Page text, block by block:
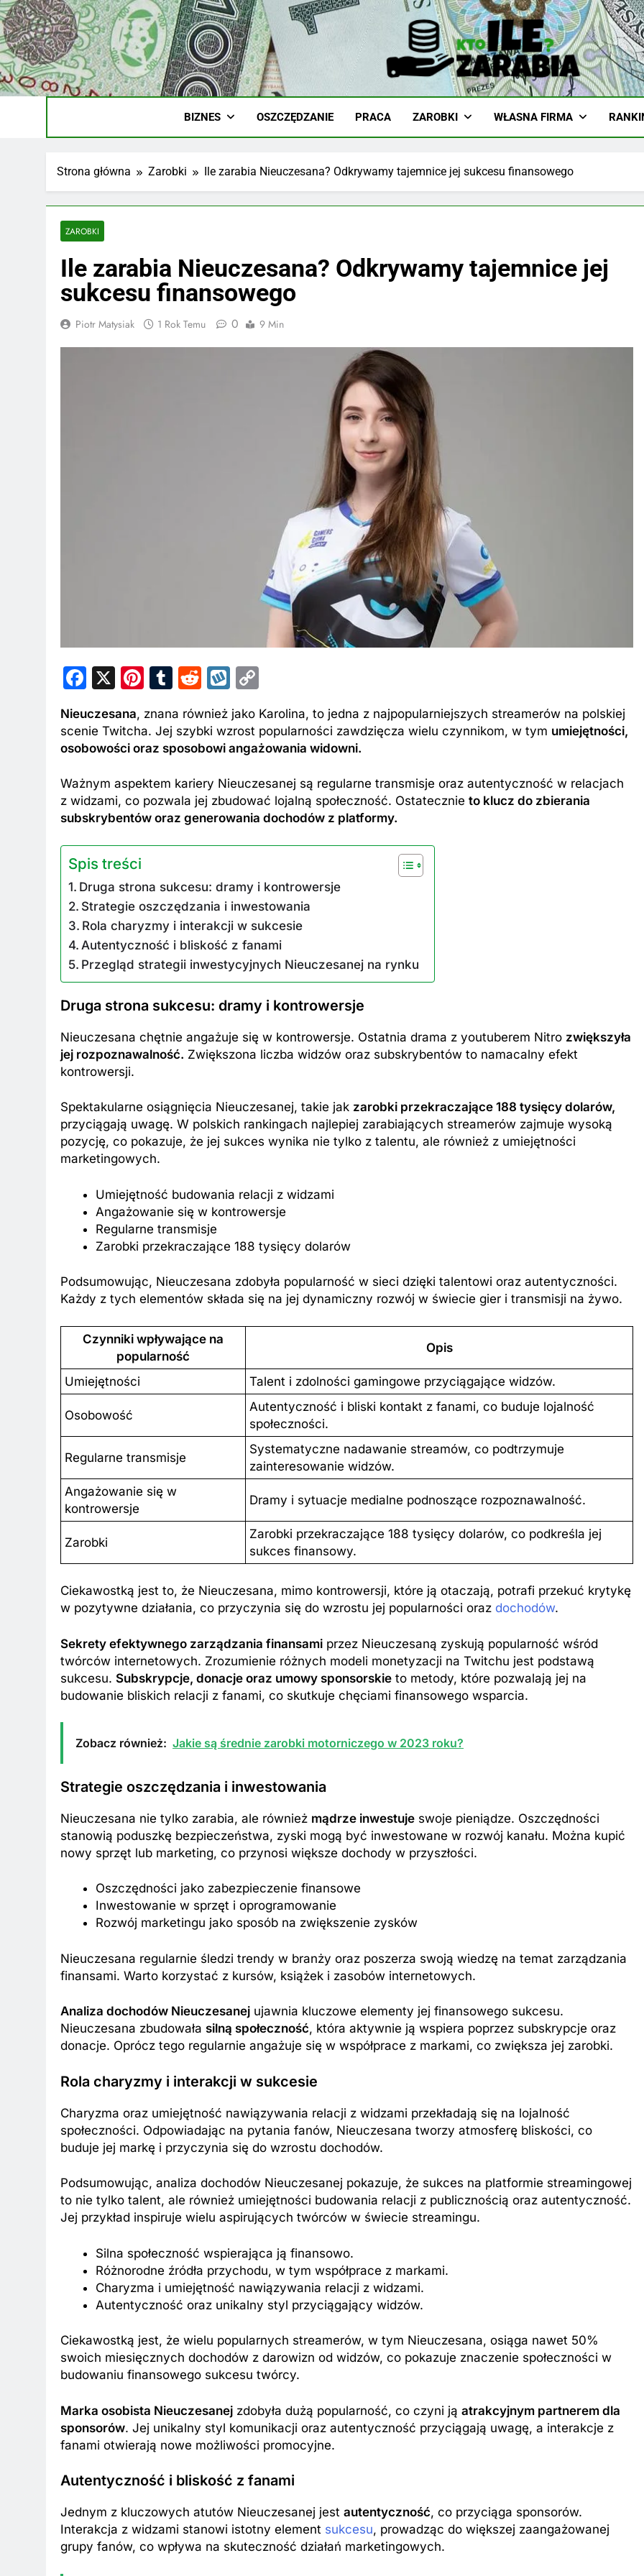
Skip
to
content
Ile-Zarabia.edu.pl
Zarobki Gwiazd, Ciekawostki I Biznes
BIZNES OSZCZĘDZANIE PRACA ZAROBKI WŁASNA FIRMA
Strona główna Zarobki Ile zarabia Nieuczesana? Odkrywamy tajemnice jej sukcesu finansowego
ZAROBKI
Ile zarabia Nieuczesana? Odkrywamy tajemnice jej
sukcesu finansowego
Piotr Matysiak 1 Rok Temu 0 9 Min
Facebook
X Pinterest
Tumblr
RedditWykop
Nieuczesana, znana również jako Karolina, to jedna z najpopularniejszych streamerów na polskiej
scenie Twitcha. Jej szybki wzrost popularności zawdzięcza wielu czynnikom, w tym umiejętności,
osobowości oraz sposobowi angażowania widowni.
Ważnym aspektem kariery Nieuczesanej są regularne transmisje oraz autentyczność w relacjach
z widzami, co pozwala jej zbudować lojalną społeczność. Ostatecznie to klucz do zbierania
subskrybentów oraz generowania dochodów z platformy.
Spis treści
Druga strona sukcesu: dramy i kontrowersje
Strategie oszczędzania i inwestowania
Rola charyzmy i interakcji w sukcesie
Autentyczność i bliskość z fanami
Przegląd strategii inwestycyjnych Nieuczesanej na rynku
Druga strona sukcesu: dramy i kontrowersje
Nieuczesana chętnie angażuje się w kontrowersje. Ostatnia drama z youtuberem Nitro zwiększyła
jej rozpoznawalność. Zwiększona liczba widzów oraz subskrybentów to namacalny efekt
kontrowersji.
Spektakularne osiągnięcia Nieuczesanej, takie jak zarobki przekraczające 188 tysięcy dolarów,
przyciągają uwagę. W polskich rankingach najlepiej zarabiających streamerów zajmuje wysoką
pozycję, co pokazuje, że jej sukces wynika nie tylko z talentu, ale również z umiejętności
marketingowych.
Umiejętność budowania relacji z widzami
Angażowanie się w kontrowersje
Regularne transmisje
Zarobki przekraczające 188 tysięcy dolarów
Podsumowując, Nieuczesana zdobyła popularność w sieci dzięki talentowi oraz autentyczności.
Każdy z tych elementów składa się na jej dynamiczny rozwój w świecie gier i transmisji na żywo.
Czynniki wpływające na
popularność
Opis
Umiejętności Talent i zdolności gamingowe przyciągające widzów.
Osobowość
Autentyczność i bliski kontakt z fanami, co buduje lojalność
społeczności.
Regularne transmisje
Systematyczne nadawanie streamów, co podtrzymuje
zainteresowanie widzów.
Angażowanie się w
kontrowersje
Dramy i sytuacje medialne podnoszące rozpoznawalność.
Zarobki
Zarobki przekraczające 188 tysięcy dolarów, co podkreśla jej
sukces finansowy.
Ciekawostką jest to, że Nieuczesana, mimo kontrowersji, które ją otaczają, potrafi przekuć krytykę
w pozytywne działania, co przyczynia się do wzrostu jej popularności oraz dochodów.
Sekrety efektywnego zarządzania finansami przez Nieuczesaną zyskują popularność wśród
twórców internetowych. Zrozumienie różnych modeli monetyzacji na Twitchu jest podstawą
sukcesu. Subskrypcje, donacje oraz umowy sponsorskie to metody, które pozwalają jej na
budowanie bliskich relacji z fanami, co skutkuje chęciami finansowego wsparcia.
Zobacz również: Jakie są średnie zarobki motorniczego w 2023 roku?
Strategie oszczędzania i inwestowania
Nieuczesana nie tylko zarabia, ale również mądrze inwestuje swoje pieniądze. Oszczędności
stanowią poduszkę bezpieczeństwa, zyski mogą być inwestowane w rozwój kanału. Można kupić
nowy sprzęt lub marketing, co przynosi większe dochody w przyszłości.
Oszczędności jako zabezpieczenie finansowe
Inwestowanie w sprzęt i oprogramowanie
Rozwój marketingu jako sposób na zwiększenie zysków
Nieuczesana regularnie śledzi trendy w branży oraz poszerza swoją wiedzę na temat zarządzania
finansami. Warto korzystać z kursów, książek i zasobów internetowych.
Analiza dochodów Nieuczesanej ujawnia kluczowe elementy jej finansowego sukcesu.
Nieuczesana zbudowała silną społeczność, która aktywnie ją wspiera poprzez subskrypcje oraz
donacje. Oprócz tego regularnie angażuje się w współprace z markami, co zwiększa jej zarobki.
Rola charyzmy i interakcji w sukcesie
Charyzma oraz umiejętność nawiązywania relacji z widzami przekładają się na lojalność
społeczności. Odpowiadając na pytania fanów, Nieuczesana tworzy atmosferę bliskości, co
buduje jej markę i przyczynia się do wzrostu dochodów.
Podsumowując, analiza dochodów Nieuczesanej pokazuje, że sukces na platformie streamingowej
to nie tylko talent, ale również umiejętności budowania relacji z publicznością oraz autentyczność.
Jej przykład inspiruje wielu aspirujących twórców w świecie streamingu.
Silna społeczność wspierająca ją finansowo.
Różnorodne źródła przychodu, w tym współprace z markami.
Charyzma i umiejętność nawiązywania relacji z widzami.
Autentyczność oraz unikalny styl przyciągający widzów.
Ciekawostką jest, że wielu popularnych streamerów, w tym Nieuczesana, osiąga nawet 50%
swoich miesięcznych dochodów z darowizn od widzów, co pokazuje znaczenie społeczności w
budowaniu finansowego sukcesu twórcy.
Marka osobista Nieuczesanej zdobyła dużą popularność, co czyni ją atrakcyjnym partnerem dla
sponsorów. Jej unikalny styl komunikacji oraz autentyczność przyciągają uwagę, a interakcje z
fanami otwierają nowe możliwości promocyjne.
Autentyczność i bliskość z fanami
Jednym z kluczowych atutów Nieuczesanej jest autentyczność, co przyciąga sponsorów.
Interakcja z widzami stanowi istotny element sukcesu, prowadząc do większej zaangażowanej
grupy fanów, co wpływa na skuteczność działań marketingowych.
aktualne zarobki wójtów?
stawki na tym stanowisku!
Ile zarabia striptizer: poznaj aktualne
stawki męskiego striptizera
1 Rok Temu
Ile zarabia psycholog szkolny:
średnie zarobki na tym stanowisku
1 Rok Temu